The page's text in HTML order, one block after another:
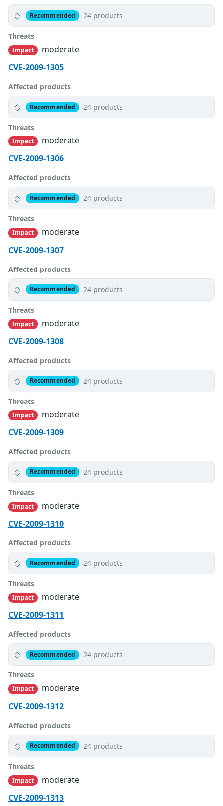
Recommended 24 products
Threats
Impact
moderate
CVE-2009-1305
Affected products
Recommended 24 products
Threats
Impact
moderate
CVE-2009-1306
Affected products
Recommended 24 products
Threats
Impact
moderate
CVE-2009-1307
Affected products
Recommended 24 products
Threats
Impact
moderate
CVE-2009-1308
Affected products
Recommended 24 products
Threats
Impact
moderate
CVE-2009-1309
Affected products
Recommended 24 products
Threats
Impact
moderate
CVE-2009-1310
Affected products
Recommended 24 products
Threats
Impact
moderate
CVE-2009-1311
Affected products
Recommended 24 products
Threats
Impact
moderate
CVE-2009-1312
Affected products
Recommended 24 products
Threats
Impact
moderate
CVE-2009-1313